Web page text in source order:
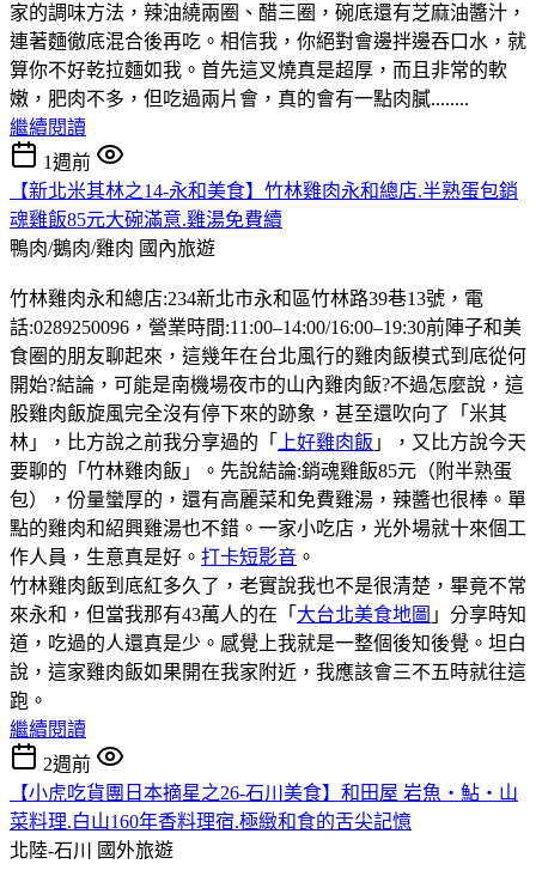
家的調味方法，辣油繞兩圈、醋三圈，碗底還有芝麻油醬汁，
連著麵徹底混合後再吃。相信我，你絕對會邊拌邊吞口水，就
算你不好乾拉麵如我。首先這叉燒真是超厚，而且非常的軟
嫩，肥肉不多，但吃過兩片會，真的會有一點肉膩........
繼續閱讀
1週前
【新北米其林之14-永和美食】竹林雞肉永和總店.半熟蛋包銷
魂雞飯85元大碗滿意.雞湯免費續
鴨肉/鵝肉/雞肉 國內旅遊
竹林雞肉永和總店:234新北市永和區竹林路39巷13號，電
話:0289250096，營業時間:11:00–14:00/16:00–19:30前陣子和美
食圈的朋友聊起來，這幾年在台北風行的雞肉飯模式到底從何
開始?結論，可能是南機場夜市的山內雞肉飯?不過怎麼說，這
股雞肉飯旋風完全沒有停下來的跡象，甚至還吹向了「米其
林」，比方說之前我分享過的「
上好雞肉飯 」，又比方說今天
要聊的「竹林雞肉飯」。先說結論:銷魂雞飯85元（附半熟蛋
包），份量蠻厚的，還有高麗菜和免費雞湯，辣醬也很棒。單
點的雞肉和紹興雞湯也不錯。一家小吃店，光外場就十來個工
作人員，生意真是好。 打卡短影音 。
竹林雞肉飯到底紅多久了，老實說我也不是很清楚，畢竟不常
來永和，但當我那有43萬人的在「 大台北美食地圖 」分享時知
道，吃過的人還真是少。感覺上我就是一整個後知後覺。坦白
說，這家雞肉飯如果開在我家附近，我應該會三不五時就往這
跑。
繼續閱讀
2週前
【小虎吃貨團日本摘星之26-石川美食】和田屋 岩魚・鮎・山
菜料理.白山160年香料理宿.極緻和食的舌尖記憶
北陸-石川
國外旅遊